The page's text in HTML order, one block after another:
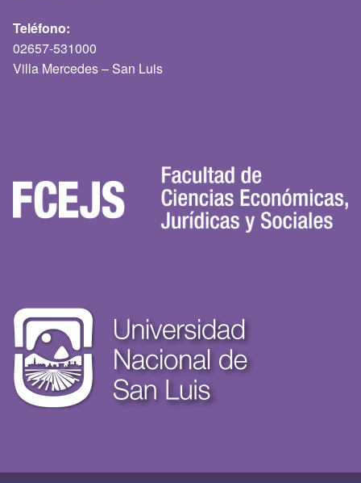
Teléfono:
02657-531000
Villa Mercedes – San Luis